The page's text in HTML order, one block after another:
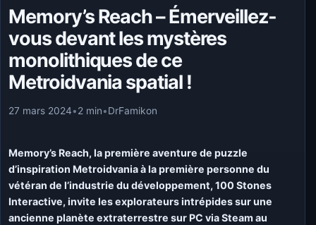
Memory’s Reach – Émerveillez-
vous devant les mystères
monolithiques de ce
Metroidvania spatial !
27 mars 2024•2 min•DrFamikon
Memory’s Reach, la première aventure de puzzle
d’inspiration Metroidvania à la première personne du
vétéran de l’industrie du développement, 100 Stones
Interactive, invite les explorateurs intrépides sur une
ancienne planète extraterrestre sur PC via Steam au